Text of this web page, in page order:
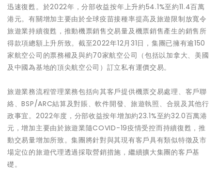
迅速復甦。於2022年，分部收益按年上升約54.1%至約11.4百萬
港元。有關增加主要由於全球疫苗接種率提高及旅遊限制放寬令
旅遊業持續復甦，推動機票銷售交易量及機票銷售產生的銷售所
得款項總額上升所致。截至2022年12月31日，集團已擁有逾150
家航空公司的票務權及與約70家航空公司（包括以加拿大、美國
及中國為基地的頂尖航空公司）訂立私有運價交易。
旅遊業務流程管理業務包括向其客戶提供機票交易處理、客戶聯
絡、BSP/ARC結算及對賬、軟件開發、旅遊執照、合規及其他行
政事宜。2022年度，分部收益按年增加約23.1%至約32.0百萬港
元，增加主要由於旅遊業隨COVID-19疫情受控而持續復甦，推
動交易量增加所致。集團將針對與其現有客戶具有類似特徵及市
場定位的旅遊代理透過採取營銷措施，繼續擴大集團的客戶基
礎。